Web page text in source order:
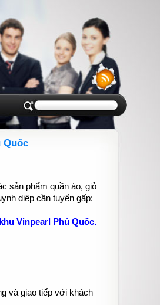
Quốc
sản phẩm quần áo, giỏ
diệp cần tuyển gấp:
Vinpearl Phú Quốc.
và giao tiếp với khách